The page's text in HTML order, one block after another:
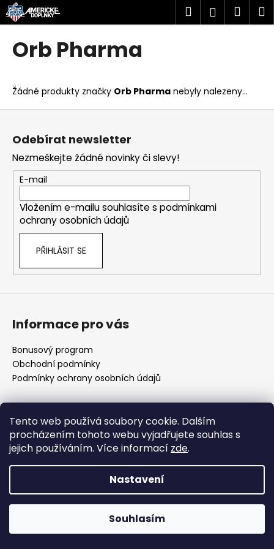
Tento web používá soubory cookie. Dalším
procházením tohoto webu vyjadřujete souhlas s
jejich používáním. Více informací zde.
Nastavení
Souhlasím
Přejít
na
obsah
Hledat
Orb Pharma
Žádné produkty značky Orb Pharma nebyly nalezeny...
K
o
o
p
o
t
ř
e
b
e
n
a
í
?
HLEDAT
D
p
u
Z
Odebírat newsletter
Nezmeškejte žádné novinky či slevy!
E-mail
Vložením e-mailu souhlasíte s podmínkami
ochrany osobních údajů
PŘIHLÁSIT SE
Informace pro vás
Bonusový program
Obchodní podmínky
Podmínky ochrany osobních údajů
Vytvořil Shoptet Premium
Copyright 2026Americké doplnky. Všechna práva
vyhrazena.